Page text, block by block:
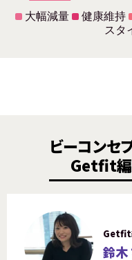
大幅減量 健康維持
スタ
ビーコンセ
Getfit編
Getfit
鈴木